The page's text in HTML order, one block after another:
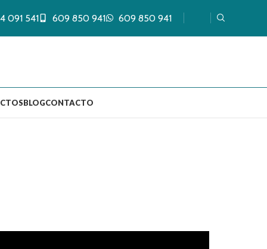
091 541 609 850 941 609 850 941
BLOGCONTACTO